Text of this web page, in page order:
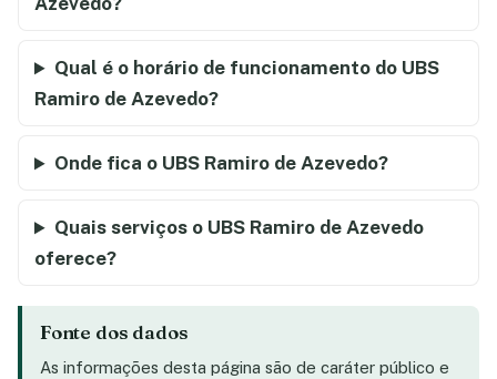
Qual é o horário de funcionamento do UBS
Ramiro de Azevedo?
Onde fica o UBS Ramiro de Azevedo?
Quais serviços o UBS Ramiro de Azevedo
oferece?
Fonte dos dados
As informações desta página são de caráter público e